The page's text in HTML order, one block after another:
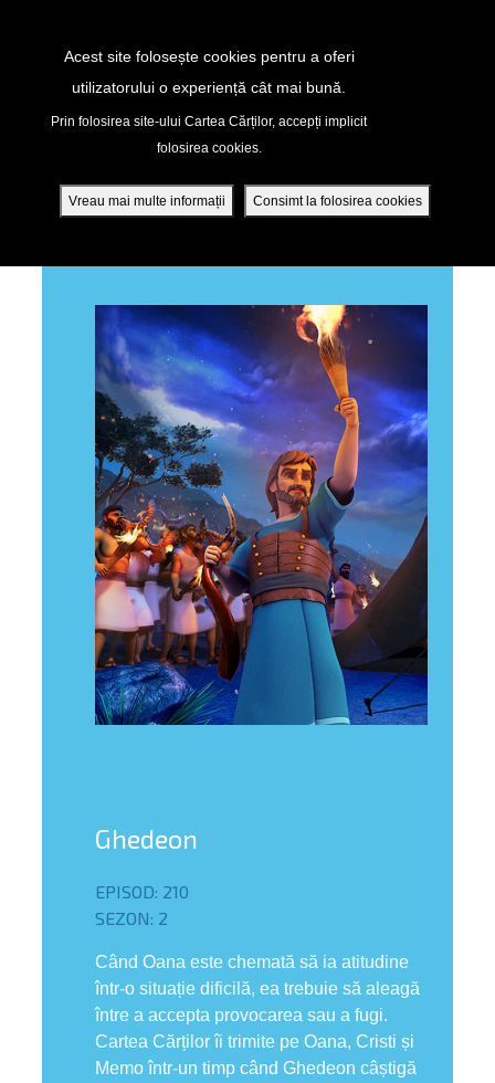
Acest site folosește cookies pentru a oferi
utilizatorului o experiență cât mai bună.
Prin folosirea site-ului Cartea Cărților, accepți implicit
folosirea cookies.
Vreau mai multe informații Consimt la folosirea cookies
DVD - Sezoane 1-4
GHEDEON
ÎNAPOI LA TOATE EPISOADELE
Ghedeon
EPISOD: 210
SEZON: 2
Când Oana este chemată să ia atitudine
într-o situație dificilă, ea trebuie să aleagă
între a accepta provocarea sau a fugi.
Cartea Cărților îi trimite pe Oana, Cristi și
Memo într-un timp când Ghedeon câștigă